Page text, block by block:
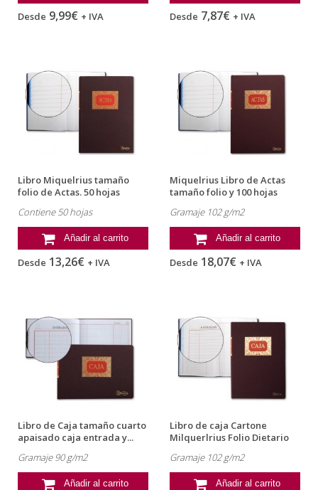
Desde 9,99€ + IVA Desde 7,87€ + IVA
Libro Miquelrius tamaño
folio de Actas. 50 hojas
Contiene 50 hojas
Añadir al carrito
Desde 13,26€ + IVA
Miquelrius Libro de Actas
tamaño folio y 100 hojas
Gramaje 102 g/m2
Añadir al carrito
Desde 18,07€ + IVA
Libro de Caja tamaño cuarto
apaisado caja entrada y...
Gramaje 90 g/m2
Añadir al carrito
Libro de caja Cartone
Milquerlrius Folio Dietario
Gramaje 102 g/m2
Añadir al carrito